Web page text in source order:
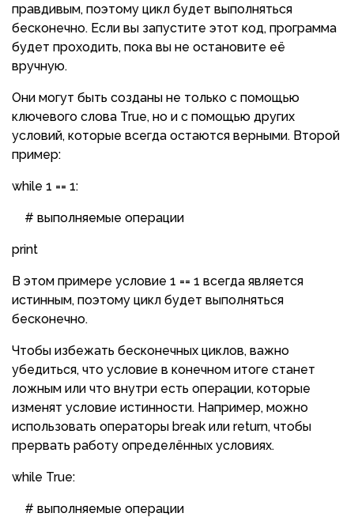
правдивым, поэтому цикл будет выполняться
бесконечно. Если вы запустите этот код, программа
будет проходить, пока вы не остановите её
вручную.
Они могут быть созданы не только с помощью
ключевого слова True, но и с помощью других
условий, которые всегда остаются верными. Второй
пример:
while 1 == 1:
# выполняемые операции
print
В этом примере условие 1 == 1 всегда является
истинным, поэтому цикл будет выполняться
бесконечно.
Чтобы избежать бесконечных циклов, важно
убедиться, что условие в конечном итоге станет
ложным или что внутри есть операции, которые
изменят условие истинности. Например, можно
использовать операторы break или return, чтобы
прервать работу определённых условиях.
while True:
# выполняемые операции